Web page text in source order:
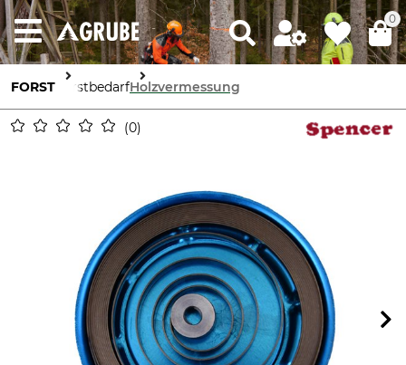
0
FORST ForstbedarfHolzvermessung
0